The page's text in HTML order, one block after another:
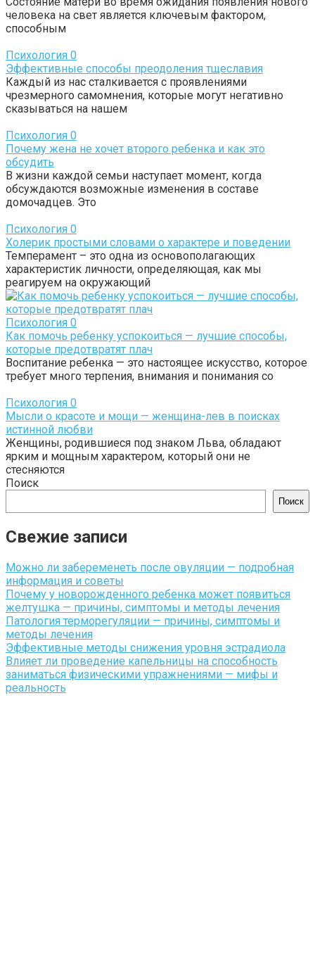
человека на свет является ключевым фактором,
способным
Психология 0
Эффективные способы преодоления тщеславия
Каждый из нас сталкивается с проявлениями
чрезмерного самомнения, которые могут негативно
сказываться на нашем
Психология 0
Почему жена не хочет второго ребенка и как это
обсудить
В жизни каждой семьи наступает момент, когда
обсуждаются возможные изменения в составе
домочадцев. Это
Психология 0
Холерик простыми словами о характере и поведении
Темперамент – это одна из основополагающих
характеристик личности, определяющая, как мы
реагируем на окружающий
Психология 0
Как помочь ребенку успокоиться — лучшие способы,
которые предотвратят плач
Воспитание ребенка — это настоящее искусство, которое
требует много терпения, внимания и понимания со
Психология 0
Мысли о красоте и мощи — женщина-лев в поисках
истинной любви
Женщины, родившиеся под знаком Льва, обладают
ярким и мощным характером, который они не
стесняются
Поиск
Поиск
Свежие записи
Можно ли забеременеть после овуляции — подробная
информация и советы
Почему у новорожденного ребенка может появиться
желтушка — причины, симптомы и методы лечения
Патология терморегуляции — причины, симптомы и
методы лечения
Эффективные методы снижения уровня эстрадиола
Влияет ли проведение капельницы на способность
заниматься физическими упражнениями — мифы и
реальность